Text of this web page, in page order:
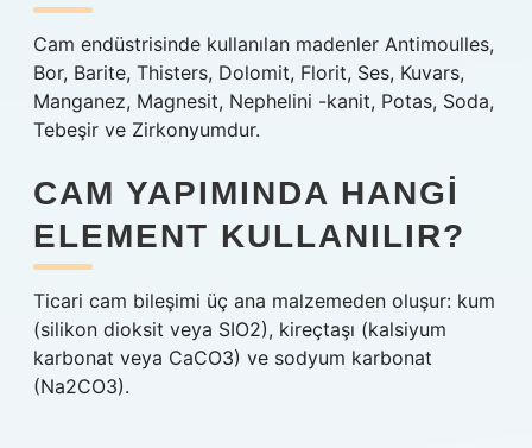
Cam endüstrisinde kullanılan madenler Antimoulles,
Bor, Barite, Thisters, Dolomit, Florit, Ses, Kuvars,
Manganez, Magnesit, Nephelini -kanit, Potas, Soda,
Tebeşir ve Zirkonyumdur.
CAM YAPIMINDA HANGI
ELEMENT KULLANILIR?
Ticari cam bileşimi üç ana malzemeden oluşur: kum
(silikon dioksit veya SIO2), kireçtaşı (kalsiyum
karbonat veya CaCO3) ve sodyum karbonat
(Na2CO3).